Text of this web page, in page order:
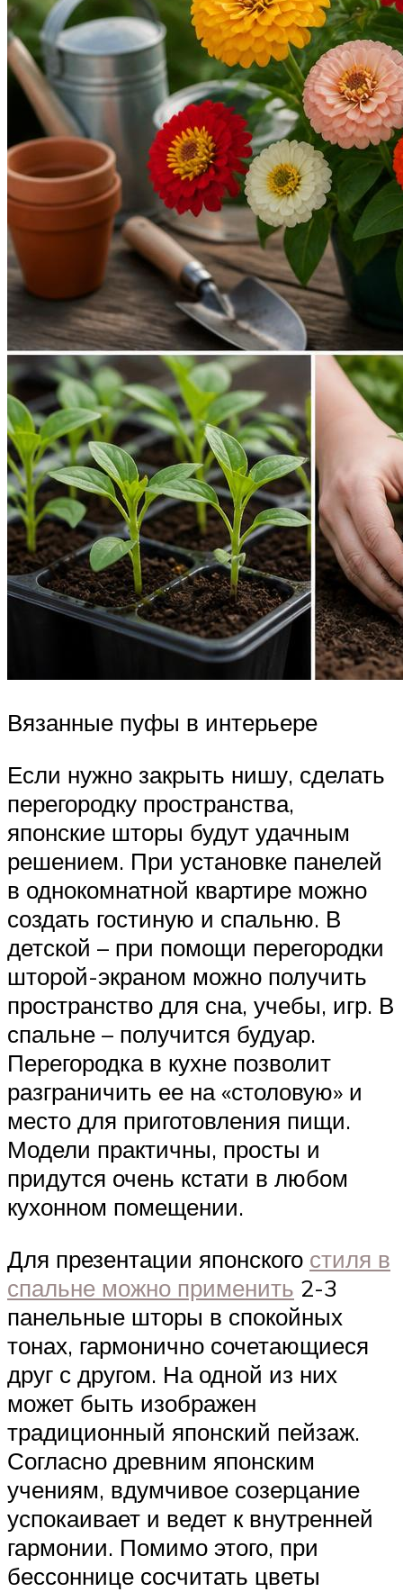
Вязанные пуфы в интерьере
Если нужно закрыть нишу, сделать
перегородку пространства,
японские шторы будут удачным
решением. При установке панелей
в однокомнатной квартире можно
создать гостиную и спальню. В
детской – при помощи перегородки
шторой-экраном можно получить
пространство для сна, учебы, игр. В
спальне – получится будуар.
Перегородка в кухне позволит
разграничить ее на «столовую» и
место для приготовления пищи.
Модели практичны, просты и
придутся очень кстати в любом
кухонном помещении.
Для презентации японского стиля в
спальне можно применить 2-3
панельные шторы в спокойных
тонах, гармонично сочетающиеся
друг с другом. На одной из них
может быть изображен
традиционный японский пейзаж.
Согласно древним японским
учениям, вдумчивое созерцание
успокаивает и ведет к внутренней
гармонии. Помимо этого, при
бессоннице сосчитать цветы